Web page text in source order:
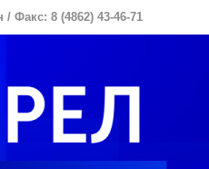
Факс: 8 (4862) 43-46-71